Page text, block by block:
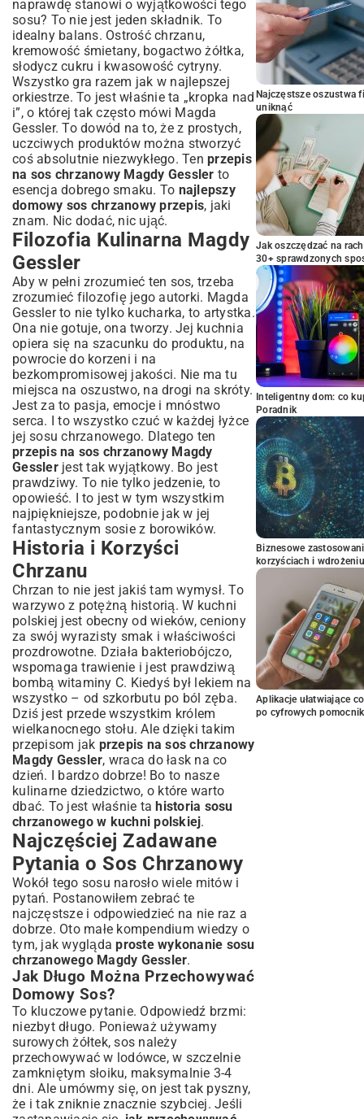
naprawdę stanowi o wyjątkowości tego
sosu? To nie jest jeden składnik. To
idealny balans. Ostrość chrzanu,
kremowość śmietany, bogactwo żółtka,
słodycz cukru i kwasowość cytryny.
Wszystko gra razem jak w najlepszej
orkiestrze. To jest właśnie ta „kropka nad
i”, o której tak często mówi Magda
Gessler. To dowód na to, że z prostych,
uczciwych produktów można stworzyć
coś absolutnie niezwykłego. Ten przepis
na sos chrzanowy Magdy Gessler to
esencja dobrego smaku. To najlepszy
domowy sos chrzanowy przepis, jaki
znam. Nic dodać, nic ująć.
Filozofia Kulinarna Magdy
Gessler
Aby w pełni zrozumieć ten sos, trzeba
zrozumieć filozofię jego autorki. Magda
Gessler to nie tylko kucharka, to artystka.
Ona nie gotuje, ona tworzy. Jej kuchnia
opiera się na szacunku do produktu, na
powrocie do korzeni i na
bezkompromisowej jakości. Nie ma tu
miejsca na oszustwo, na drogi na skróty.
Jest za to pasja, emocje i mnóstwo
serca. I to wszystko czuć w każdej łyżce
jej sosu chrzanowego. Dlatego ten
przepis na sos chrzanowy Magdy
Gesslerjest tak wyjątkowy. Bo jest
prawdziwy. To nie tylko jedzenie, to
opowieść. I to jest w tym wszystkim
najpiękniejsze, podobnie jak w jej
fantastycznym sosie z borowików.
Historia i Korzyści
Chrzanu
Chrzan to nie jest jakiś tam wymysł. To
warzywo z potężną historią. W kuchni
polskiej jest obecny od wieków, ceniony
za swój wyrazisty smak i właściwości
prozdrowotne. Działa bakteriobójczo,
wspomaga trawienie i jest prawdziwą
bombą witaminy C. Kiedyś był lekiem na
wszystko – od szkorbutu po ból zęba.
Dziś jest przede wszystkim królem
wielkanocnego stołu. Ale dzięki takim
przepisom jak przepis na sos chrzanowy
Magdy Gessler, wraca do łask na co
dzień. I bardzo dobrze! Bo to nasze
kulinarne dziedzictwo, o które warto
dbać. To jest właśnie tahistoria sosu
chrzanowego w kuchni polskiej.
Najczęściej Zadawane
Pytania o Sos Chrzanowy
Wokół tego sosu narosło wiele mitów i
pytań. Postanowiłem zebrać te
najczęstsze i odpowiedzieć na nie raz a
dobrze. Oto małe kompendium wiedzy o
tym, jak wyglądaproste wykonanie sosu
chrzanowego Magdy Gessler.
Jak Długo Można Przechowywać
Domowy Sos?
To kluczowe pytanie. Odpowiedź brzmi:
niezbyt długo. Ponieważ używamy
surowych żółtek, sos należy
przechowywać w lodówce, w szczelnie
zamkniętym słoiku, maksymalnie 3-4
dni. Ale umówmy się, on jest tak pyszny,
że i tak zniknie znacznie szybciej. Jeśli
Najczęstsze oszustwa
uniknąć
Jak oszczędzać na
30+ sprawdzonych
Inteligentny dom: co
Poradnik
Biznesowe
korzyściach i wdrożeniu
Aplikacje ułatwiające
po cyfrowych